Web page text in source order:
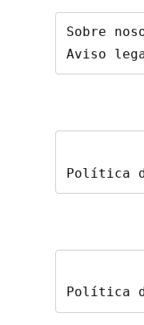
Sobre
Aviso
Política
Política